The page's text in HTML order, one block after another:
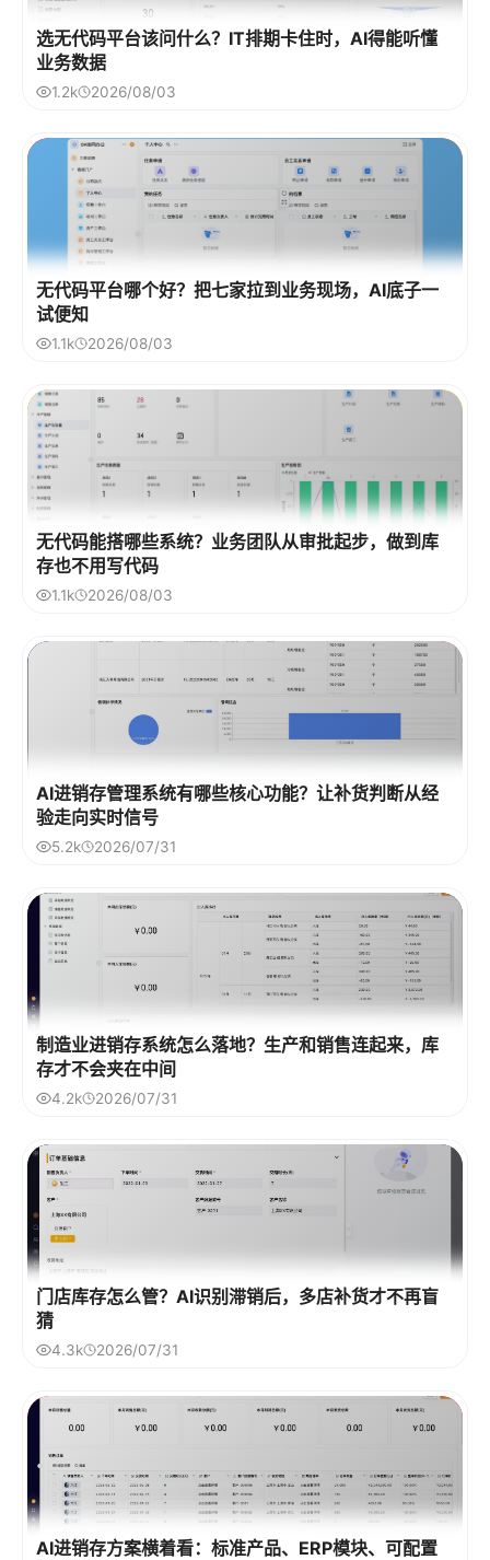
选无代码平台该问什么？IT排期卡住时，AI得能听懂
业务数据
1.2k 2026/08/03
无代码平台哪个好？把七家拉到业务现场，AI底子一
试便知
1.1k 2026/08/03
无代码能搭哪些系统？业务团队从审批起步，做到库
存也不用写代码
1.1k 2026/08/03
AI进销存管理系统有哪些核心功能？让补货判断从经
验走向实时信号
5.2k 2026/07/31
制造业进销存系统怎么落地？生产和销售连起来，库
存才不会夹在中间
4.2k 2026/07/31
门店库存怎么管？AI识别滞销后，多店补货才不再盲
猜
4.3k 2026/07/31
AI进销存方案横着看：标准产品、ERP模块、可配置